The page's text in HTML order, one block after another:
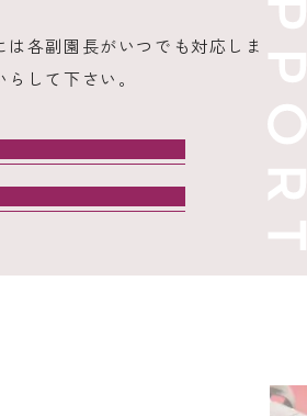
は各副園長がいつでも対応しま
して下さい。